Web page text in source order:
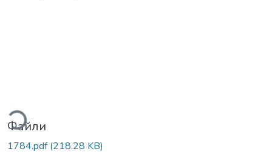
Файли
1784.pdf(218.28 KB)